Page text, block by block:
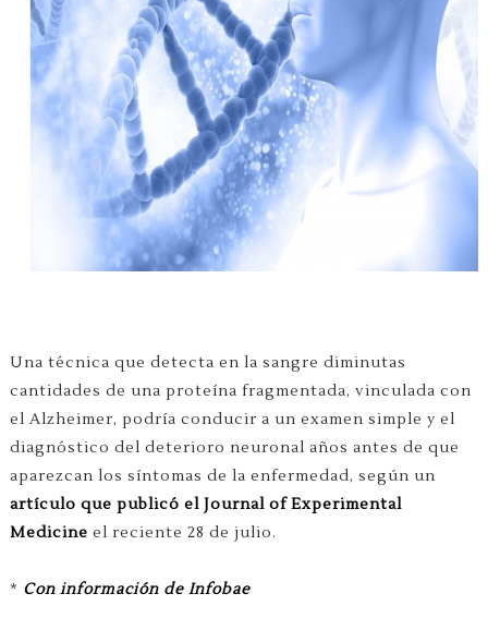
Una técnica que detecta en la sangre diminutas
cantidades de una proteína fragmentada, vinculada con
el Alzheimer, podría conducir a un examen simple y el
diagnóstico del deterioro neuronal años antes de que
aparezcan los síntomas de la enfermedad, según un
artículo que publicó el Journal of Experimental
Medicine el reciente 28 de julio.
* Con información de Infobae